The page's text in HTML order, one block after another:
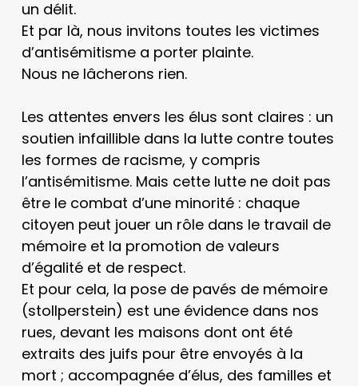
un délit.
Et par là, nous invitons toutes les victimes
d’antisémitisme a porter plainte.
Nous ne lâcherons rien.
Les attentes envers les élus sont claires : un
soutien infaillible dans la lutte contre toutes
les formes de racisme, y compris
l’antisémitisme. Mais cette lutte ne doit pas
être le combat d’une minorité : chaque
citoyen peut jouer un rôle dans le travail de
mémoire et la promotion de valeurs
d’égalité et de respect.
Et pour cela, la pose de pavés de mémoire
(stollperstein) est une évidence dans nos
rues, devant les maisons dont ont été
extraits des juifs pour être envoyés à la
mort ; accompagnée d’élus, des familles et